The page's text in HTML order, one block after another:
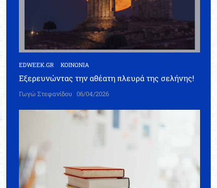
EDWEEK.GR ΚΟΙΝΩΝΙΑ
Εξερευνώντας την αθέατη πλευρά της σελήνης!
Γωγώ Στεφανίδου 06/04/2026